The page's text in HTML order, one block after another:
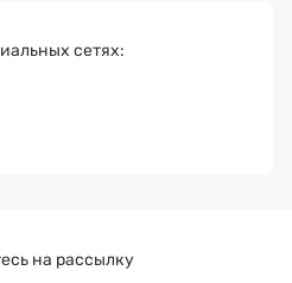
сетях:
на рассылку